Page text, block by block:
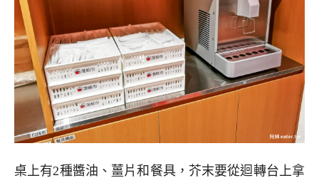
桌上有2種醬油、薑片和餐具，芥末要從迴轉台上拿